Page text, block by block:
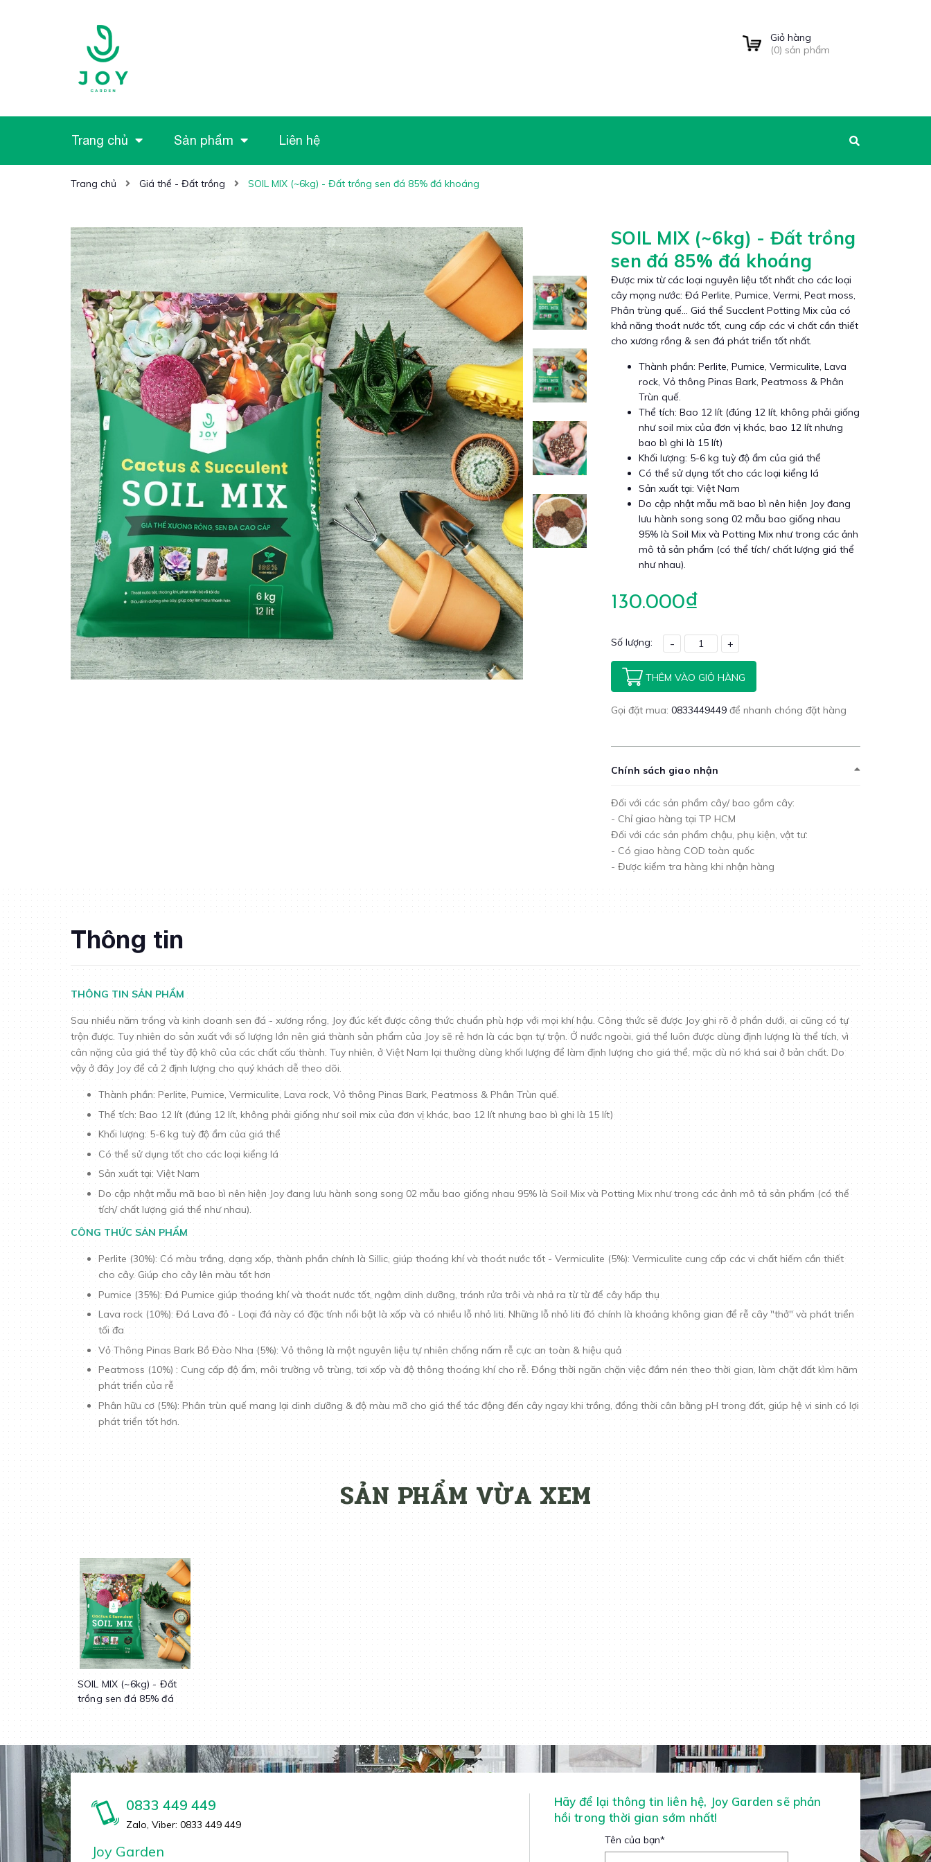
Giỏ hàng
(0) sản phẩm
Trang chủ Sản phẩm Liên hệ
Trang chủ Giá thể - Đất trồng SOIL MIX (~6kg) - Đất trồng sen đá 85% đá khoáng
SOIL MIX (~6kg) - Đất trồng
sen đá 85% đá khoáng
Được mix từ các loại nguyên liệu tốt nhất cho các loại
cây mọng nước: Đá Perlite, Pumice, Vermi, Peat moss,
Phân trùng quế... Giá thể Succlent Potting Mix của có
khả năng thoát nước tốt, cung cấp các vi chất cần thiết
cho xương rồng & sen đá phát triển tốt nhất.
Thành phần: Perlite, Pumice, Vermiculite, Lava
rock, Vỏ thông Pinas Bark, Peatmoss & Phân
Trùn quế.
Thể tích: Bao 12 lít (đúng 12 lít, không phải giống
như soil mix của đơn vị khác, bao 12 lít nhưng
bao bì ghi là 15 lít)
Khối lượng: 5-6 kg tuỳ độ ẩm của giá thể
Có thể sử dụng tốt cho các loại kiểng lá
Sản xuất tại: Việt Nam
Do cập nhật mẫu mã bao bì nên hiện Joy đang
lưu hành song song 02 mẫu bao giống nhau
95% là Soil Mix và Potting Mix như trong các ảnh
mô tả sản phẩm (có thể tích/ chất lượng giá thể
như nhau).
130.000₫
Số lượng: - +
THÊM VÀO GIỎ HÀNG
Gọi đặt mua: 0833449449 để nhanh chóng đặt hàng
Chính sách giao nhận
Đối với các sản phẩm cây/ bao gồm cây:
- Chỉ giao hàng tại TP HCM
Đối với các sản phẩm chậu, phụ kiện, vật tư:
- Có giao hàng COD toàn quốc
- Được kiểm tra hàng khi nhận hàng
Thông tin
THÔNG TIN SẢN PHẨM
Sau nhiều năm trồng và kinh doanh sen đá - xương rồng, Joy đúc kết được công thức chuẩn phù hợp với mọi khí hậu. Công thức sẽ được Joy ghi rõ ở phần dưới, ai cũng có tự
trộn được. Tuy nhiên do sản xuất với số lượng lớn nên giá thành sản phẩm của Joy sẽ rẻ hơn là các bạn tự trộn. Ở nước ngoài, giá thể luôn được dùng định lượng là thể tích, vì
cân nặng của giá thể tùy độ khô của các chất cấu thành. Tuy nhiên, ở Việt Nam lại thường dùng khối lượng để làm định lượng cho giá thể, mặc dù nó khá sai ở bản chất. Do
vậy ở đây Joy để cả 2 định lượng cho quý khách dễ theo dõi.
Thành phần: Perlite, Pumice, Vermiculite, Lava rock, Vỏ thông Pinas Bark, Peatmoss & Phân Trùn quế.
Thể tích: Bao 12 lít (đúng 12 lít, không phải giống như soil mix của đơn vị khác, bao 12 lít nhưng bao bì ghi là 15 lít)
Khối lượng: 5-6 kg tuỳ độ ẩm của giá thể
Có thể sử dụng tốt cho các loại kiểng lá
Sản xuất tại: Việt Nam
Do cập nhật mẫu mã bao bì nên hiện Joy đang lưu hành song song 02 mẫu bao giống nhau 95% là Soil Mix và Potting Mix như trong các ảnh mô tả sản phẩm (có thể
tích/ chất lượng giá thể như nhau).
CÔNG THỨC SẢN PHẨM
Perlite (30%): Có màu trắng, dạng xốp, thành phần chính là Sillic, giúp thoáng khí và thoát nước tốt - Vermiculite (5%): Vermiculite cung cấp các vi chất hiếm cần thiết
cho cây. Giúp cho cây lên màu tốt hơn
Pumice (35%): Đá Pumice giúp thoáng khí và thoát nước tốt, ngậm dinh dưỡng, tránh rửa trôi và nhả ra từ từ để cây hấp thụ
Lava rock (10%): Đá Lava đỏ - Loại đá này có đặc tính nổi bật là xốp và có nhiều lỗ nhỏ liti. Những lỗ nhỏ liti đó chính là khoảng không gian để rễ cây "thở" và phát triển
tối đa
Vỏ Thông Pinas Bark Bồ Đào Nha (5%): Vỏ thông là một nguyên liệu tự nhiên chống nấm rễ cực an toàn & hiệu quả
Peatmoss (10%) : Cung cấp độ ẩm, môi trường vô trùng, tơi xốp và độ thông thoáng khí cho rễ. Đồng thời ngăn chặn việc đầm nén theo thời gian, làm chặt đất kìm hãm
phát triển của rễ
Phân hữu cơ (5%): Phân trùn quế mang lại dinh dưỡng & độ màu mỡ cho giá thể tác động đến cây ngay khi trồng, đồng thời cân bằng pH trong đất, giúp hệ vi sinh có lợi
phát triển tốt hơn.
SẢN PHẨM VỪA XEM
SOIL MIX (~6kg) - Đất
trồng sen đá 85% đá
khoáng
0833 449 449
Zalo, Viber: 0833 449 449
Joy Garden
Hãy để lại thông tin liên hệ, Joy Garden sẽ phản
hồi trong thời gian sớm nhất!
Tên của bạn*